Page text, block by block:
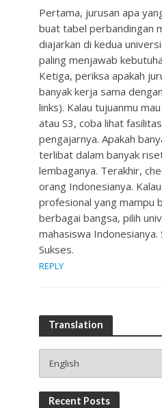
Pertama, jurusan apa
buat tabel perbandingan
diajarkan di kedua
paling menjawab
Ketiga, periksa apakah
banyak kerja sama
links). Kalau tujuanmu
atau S3, coba lihat
pengajarnya. Apakah
terlibat dalam banyak
lembaganya. Terakhir,
orang Indonesianya.
profesional yang mampu
berbagai bangsa, pilih
mahasiswa
Sukses.
REPLY
Translation
Recent Posts